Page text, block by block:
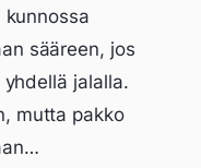
sääreen, jos
jalalla.
mutta pakko